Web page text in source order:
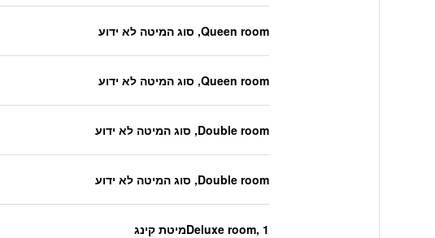
Queen room, סוג המיטה לא ידוע
Queen room, סוג המיטה לא ידוע
Double room, סוג המיטה לא ידוע
Double room, סוג המיטה לא ידוע
Deluxe room, 1מיטת קינג